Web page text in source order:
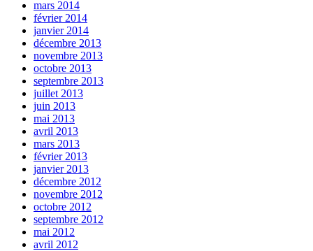
mars 2014
février 2014
janvier 2014
décembre 2013
novembre 2013
octobre 2013
septembre 2013
juillet 2013
juin 2013
mai 2013
avril 2013
mars 2013
février 2013
janvier 2013
décembre 2012
novembre 2012
octobre 2012
septembre 2012
mai 2012
avril 2012